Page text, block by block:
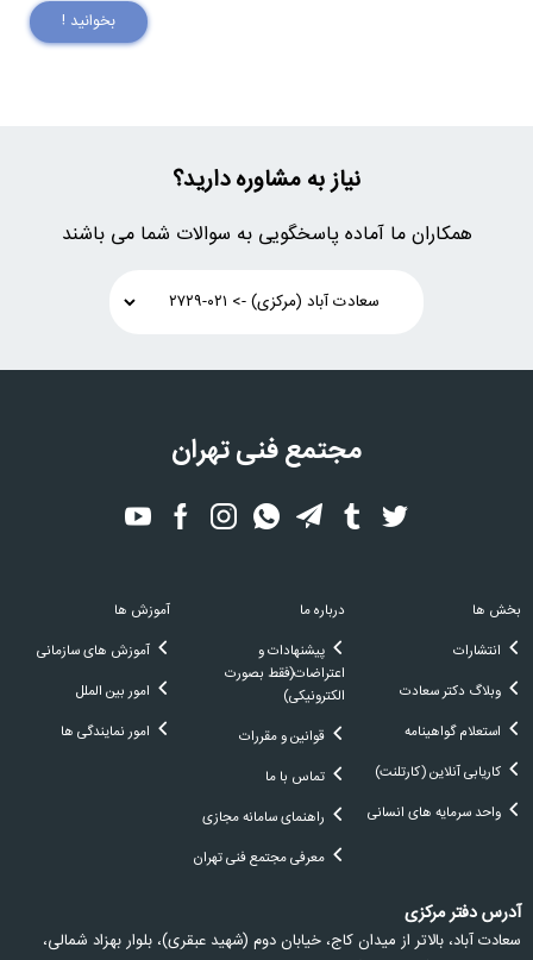
بخوانید !
نیاز به مشاوره دارید؟
همکاران ما آماده پاسخگویی به سوالات شما می باشند
مجتمع فنی تهران
آدرس دفتر مرکزی
سعادت آباد، بالاتر از ميدان كاج، خيابان دوم (شهيد عبقری)، بلوار بهزاد شمالی،
بخش ها
انتشارات
وبلاگ دکتر سعادت
استعلام گواهینامه
کاریابی آنلاین (کارتلنت)
واحد سرمایه های انسانی
درباره ما
پیشنهادات و
اعتراضات(فقط بصورت
الکترونیکی)
قوانین و مقررات
تماس با ما
راهنمای سامانه مجازی
معرفی مجتمع فنی تهران
آموزش ها
آموزش های سازمانی
امور بین الملل
امور نمایندگی ها